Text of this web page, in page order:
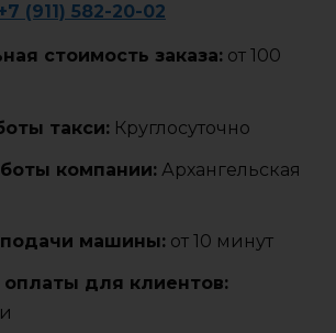
(911) 582-20-02
стоимость заказа: от 100
такси: Круглосуточно
компании: Архангельская
подачи машины: от 10 минут
для клиентов: